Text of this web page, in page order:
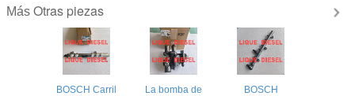
Más Otras piezas
BOSCH Carril
La bomba de
BOSCH